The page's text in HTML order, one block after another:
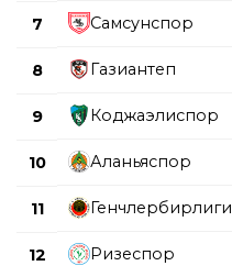
7 Самсунспор
8 Газиантеп
9 Коджаэлиспор
10 Аланьяспор
11 Генчлербирлиги
12 Ризеспор